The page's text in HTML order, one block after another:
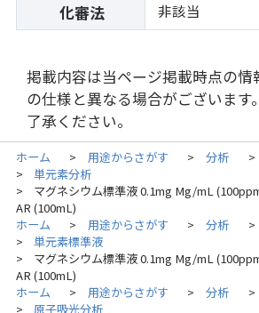
化審法 非該当
掲載内容は当ページ掲載時点の情
の仕様と異なる場合がございます
了承ください。
ホーム > 用途からさがす > 分析 >
> 単元素分析
>
マグネシウム標準液 0.1mg Mg/mL
AR (100mL)
ホーム
> 用途からさがす > 分析 >
> 単元素標準液
>
マグネシウム標準液 0.1mg Mg/mL
AR (100mL)
ホーム
> 用途からさがす > 分析 >
> 原子吸光分析